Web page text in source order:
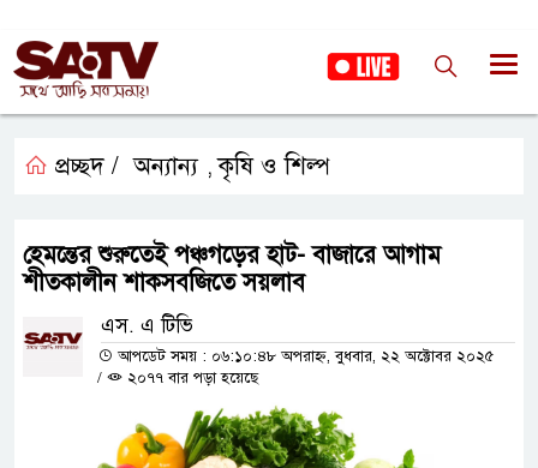
প্রচ্ছদ / অন্যান্য ,কৃষি ও শিল্প
হেমন্তের শুরুতেই পঞ্চগড়ের হাট- বাজারে আগাম
শীতকালীন শাকসবজিতে সয়লাব
এস. এ টিভি
আপডেট সময় : ০৬:১০:৪৮ অপরাহ্ন, বুধবার, ২২ অক্টোবর ২০২৫
/
২০৭৭ বার পড়া হয়েছে